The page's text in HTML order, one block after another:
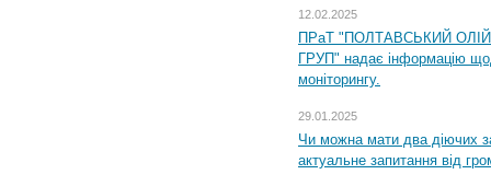
12.02.2025
ПРаТ "ПОЛТАВСЬКИЙ
ГРУП" надає інформацію
моніторингу.
29.01.2025
Чи можна мати два діючих
актуальне запитання від